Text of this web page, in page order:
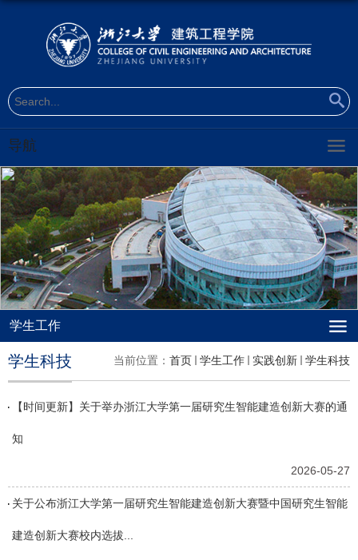
导航
学生工作
当前位置： 首页 学生工作 实践创新 学生科技
学生科技
【时间更新】关于举办浙江大学第一届研究生智能建造创新大赛的通
知
2026-05-27
关于公布浙江大学第一届研究生智能建造创新大赛暨中国研究生智能
建造创新大赛校内选拔...